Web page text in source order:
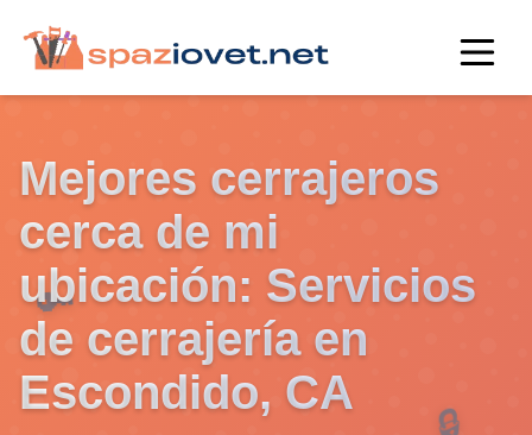
🔑
🔒
Mejores cerrajeros
cerca de mi
ubicación: Servicios
de cerrajería en
Escondido, CA